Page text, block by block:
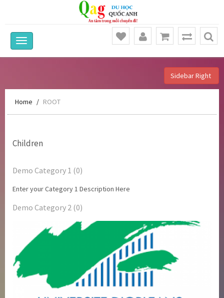
Sidebar Right
Home ROOT
Children
Demo Category 1 (0)
Enter your Category 1 Description Here
Demo Category 2 (0)